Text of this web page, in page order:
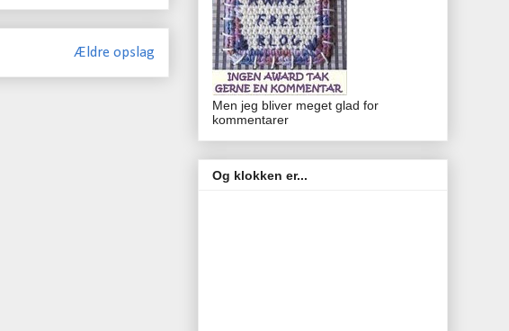
Ældre opslag
Men jeg bliver meget glad for
kommentarer
Og klokken er...